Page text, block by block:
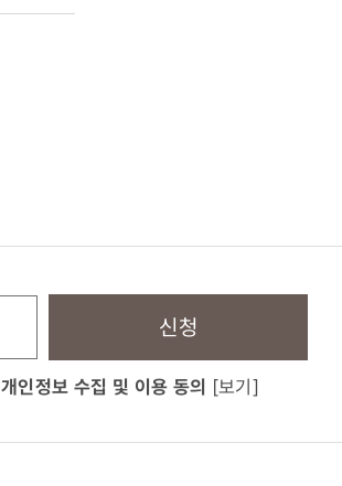
신청
개인정보 수집 및 이용 동의 [보기]